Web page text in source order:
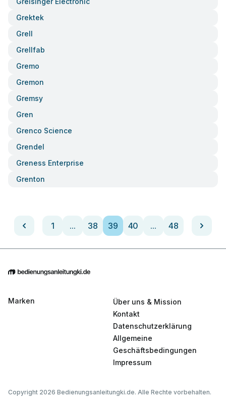
Grektek
Grell
Grellfab
Gremo
Gremon
Gremsy
Gren
Grenco Science
Grendel
Greness Enterprise
Grenton
1 ... 38 39 40 ... 48
Marken
Über uns & Mission
Kontakt
Datenschutzerklärung
Allgemeine
Geschäftsbedingungen
Impressum
Copyright 2026 Bedienungsanleitungki.de. Alle Rechte vorbehalten.